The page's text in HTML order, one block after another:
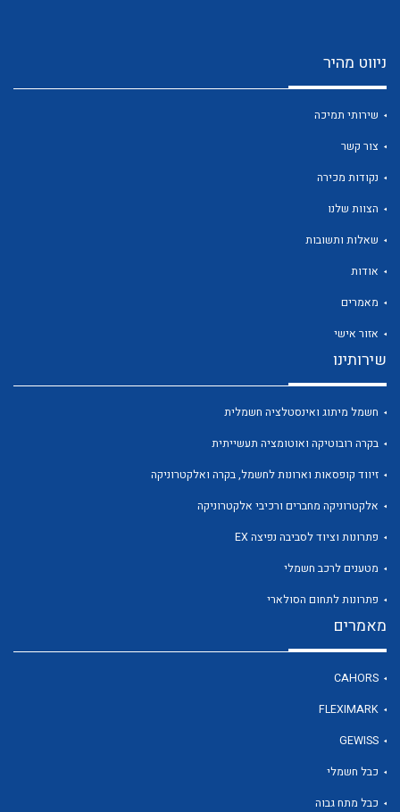
ניווט מהיר
שירותי תמיכה
צור קשר
נקודות מכירה
הצוות שלנו
שאלות ותשובות
אודות
מאמרים
אזור אישי
שירותינו
חשמל מיתוג ואינסטלציה חשמלית
בקרה רובוטיקה ואוטומציה תעשייתית
זיווד קופסאות וארונות לחשמל, בקרה ואלקטרוניקה
אלקטרוניקה מחברים ורכיבי אלקטרוניקה
פתרונות וציוד לסביבה נפיצה EX
מטענים לרכב חשמלי
פתרונות לתחום הסולארי
מאמרים
CAHORS
FLEXIMARK
GEWISS
כבל חשמלי
כבל מתח גבוה